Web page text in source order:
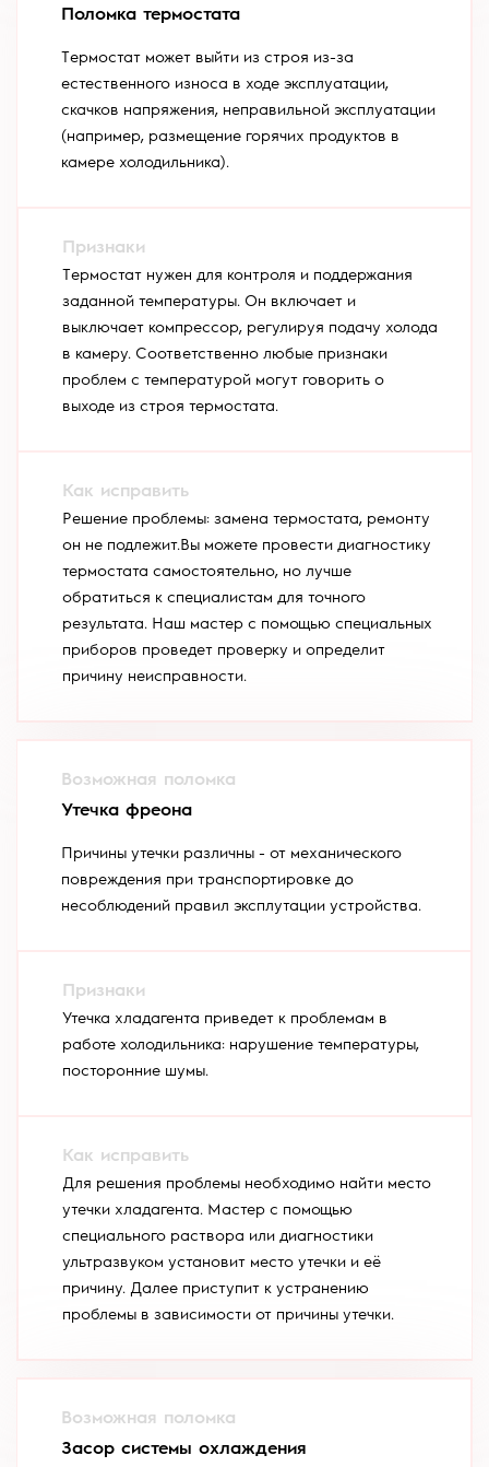
Поломка термостата
Термостат может выйти из строя из-за
естественного износа в ходе эксплуатации,
скачков напряжения, неправильной эксплуатации
(например, размещение горячих продуктов в
камере холодильника).
Термостат нужен для контроля и поддержания
заданной температуры. Он включает и
выключает компрессор, регулируя подачу холода
в камеру. Соответственно любые признаки
проблем с температурой могут говорить о
выходе из строя термостата.
Решение проблемы: замена термостата, ремонту
он не подлежит.Вы можете провести диагностику
термостата самостоятельно, но лучше
обратиться к специалистам для точного
результата. Наш мастер с помощью специальных
приборов проведет проверку и определит
причину неисправности.
Утечка фреона
Причины утечки различны - от механического
повреждения при транспортировке до
несоблюдений правил эксплутации устройства.
Утечка хладагента приведет к проблемам в
работе холодильника: нарушение температуры,
посторонние шумы.
Для решения проблемы необходимо найти место
утечки хладагента. Мастер с помощью
специального раствора или диагностики
ультразвуком установит место утечки и её
причину. Далее приступит к устранению
проблемы в зависимости от причины утечки.
Засор системы охлаждения